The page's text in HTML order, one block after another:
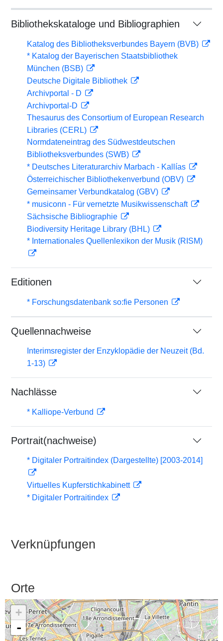
Bibliothekskataloge und Bibliographien
Katalog des Bibliotheksverbundes Bayern (BVB)
* Katalog der Bayerischen Staatsbibliothek
München (BSB)
Deutsche Digitale Bibliothek
Archivportal - D
Archivportal-D
Thesaurus des Consortium of European Research
Libraries (CERL)
Normdateneintrag des Südwestdeutschen
Bibliotheksverbundes (SWB)
* Deutsches Literaturarchiv Marbach - Kallías
Österreichischer Bibliothekenverbund (OBV)
Gemeinsamer Verbundkatalog (GBV)
* musiconn - Für vernetzte Musikwissenschaft
Sächsische Bibliographie
Biodiversity Heritage Library (BHL)
* Internationales Quellenlexikon der Musik (RISM)
Editionen
* Forschungsdatenbank so:fie Personen
Quellennachweise
Interimsregister der Enzyklopädie der Neuzeit (Bd.
1-13)
Nachlässe
* Kalliope-Verbund
Portrait(nachweise)
* Digitaler Portraitindex (Dargestellte) [2003-2014]
Virtuelles Kupferstichkabinett
* Digitaler Portraitindex
Verknüpfungen
Orte
+
-